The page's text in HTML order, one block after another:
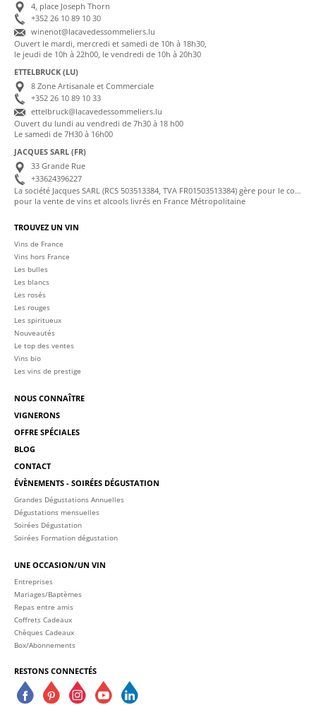
4, place Joseph Thorn
+352 26 10 89 10 30
winenot@lacavedessommeliers.lu
Ouvert le mardi, mercredi et samedi de 10h à 18h30,
le jeudi de 10h à 22h00, le vendredi de 10h à 20h30
ETTELBRUCK (LU)
8 Zone Artisanale et Commerciale
+352 26 10 89 10 33
ettelbruck@lacavedessommeliers.lu
Ouvert du lundi au vendredi de 7h30 à 18 h00
Le samedi de 7H30 à 16h00
JACQUES SARL (FR)
33 Grande Rue
+33624396227
La société Jacques SARL (RCS 503513384, TVA FR01503513384) gère pour le compte de La Cave des Sommeliers les transactions bancaires et la facturation
pour la vente de vins et alcools livrés en France Métropolitaine
TROUVEZ UN VIN
Vins de France
Vins hors France
Les bulles
Les blancs
Les rosés
Les rouges
Les spiritueux
Nouveautés
Le top des ventes
Vins bio
Les vins de prestige
NOUS CONNAÎTRE
VIGNERONS
OFFRE SPÉCIALES
BLOG
CONTACT
ÉVÈNEMENTS - SOIRÉES DÉGUSTATION
Grandes Dégustations Annuelles
Dégustations mensuelles
Soirées Dégustation
Soirées Formation dégustation
UNE OCCASION/UN VIN
Entreprises
Mariages/Baptèmes
Repas entre amis
Coffrets Cadeaux
Chèques Cadeaux
Box/Abonnements
RESTONS CONNECTÉS